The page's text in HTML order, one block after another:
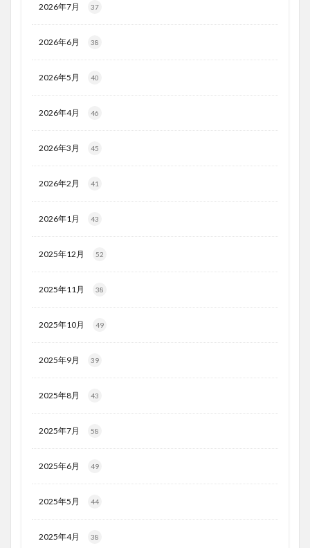
2026年7月 37
2026年6月 38
2026年5月 40
2026年4月 46
2026年3月 45
2026年2月 41
2026年1月 43
2025年12月 52
2025年11月 38
2025年10月 49
2025年9月 39
2025年8月 43
2025年7月 58
2025年6月 49
2025年5月 44
2025年4月 38